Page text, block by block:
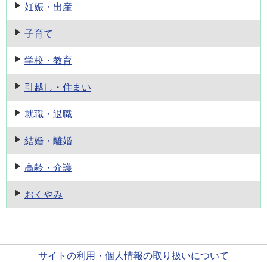
妊娠・出産
子育て
学校・教育
引越し・住まい
就職・退職
結婚・離婚
高齢・介護
おくやみ
サイトの利用・個人情報の取り扱いについて